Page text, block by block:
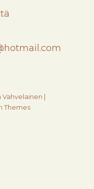
Vahvelainen |
Themes